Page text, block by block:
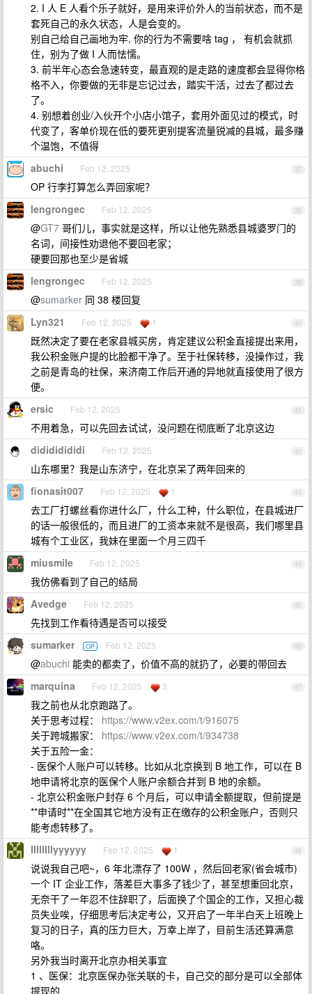
2. I 人 E 人看个乐子就好，是用来评价外人的当前状态，而不是
套死自己的永久状态，人是会变的。
别自己给自己画地为牢, 你的行为不需要啥 tag ， 有机会就抓
住，别为了做 I 人而怯懦。
3. 前半年心态会急速转变，最直观的是走路的速度都会显得你格
格不入，你要做的无非是忘记过去，踏实干活，过去了都过去
了。
4. 别想着创业/入伙开个小店小馆子，套用外面见过的模式，时
代变了，客单价现在低的要死更别提客流量锐减的县城，最多赚
个温饱，不值得
37
abuchi Feb 12, 2025
OP 行李打算怎么弄回家呢？
38
lengrongec Feb 12, 2025
@GT7 哥们儿，事实就是这样，所以让他先熟悉县城婆罗门的
名词，间接性劝退他不要回老家；
硬要回那也至少是省城
39
lengrongec Feb 12, 2025
@sumarker 同 38 楼回复
40
Lyn321 Feb 12, 2025 1
既然决定了要在老家县城买房，肯定建议公积金直接提出来用，
我公积金账户提的比脸都干净了。至于社保转移，没操作过，我
之前是青岛的社保，来济南工作后开通的异地就直接使用了很方
便。
41
ersic Feb 12, 2025
不用着急，可以先回去试试，没问题在彻底断了北京这边
42
didididididi Feb 12, 2025
山东哪里？我是山东济宁，在北京呆了两年回来的
43
fionasit007 Feb 12, 2025 1
去工厂打螺丝看你进什么厂，什么工种，什么职位，在县城进厂
的话一般很低的，而且进厂的工资本来就不是很高，我们哪里县
城有个工业区，我妹在里面一个月三四千
44
miusmile Feb 12, 2025
我仿佛看到了自己的结局
45
Avedge Feb 12, 2025
先找到工作看待遇是否可以接受
46
sumarker OP Feb 12, 2025
@abuchi 能卖的都卖了，价值不高的就扔了，必要的带回去
47
marquina Feb 12, 2025 3
我之前也从北京跑路了。
关于思考过程： https://www.v2ex.com/t/916075
关于跨城搬家： https://www.v2ex.com/t/934738
关于五险一金：
- 医保个人账户可以转移。比如从北京换到 B 地工作，可以在 B
地申请将北京的医保个人账户余额合并到 B 地的余额。
- 北京公积金账户封存 6 个月后，可以申请全额提取，但前提是
**申请时**在全国其它地方没有正在缴存的公积金账户，否则只
能考虑转移了。
48
llllllllyyyyyy Feb 12, 2025 1
说说我自己吧~，6 年北漂存了 100W ，然后回老家(省会城市)
一个 IT 企业工作，落差巨大事多了钱少了，甚至想重回北京，
无奈干了一年忍不住辞职了，后面换了个国企的工作，又担心裁
员失业唉，仔细思考后决定考公，又开启了一年半白天上班晚上
复习的日子，真的压力巨大，万幸上岸了，目前生活还算满意
咯。
另外我当时离开北京办相关事宜
1 、医保：北京医保办张关联的卡，自己交的部分是可以全部体
提现的